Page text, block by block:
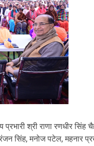
श्री राणा रणधीर सिंह
सिंह, मनोज पटेल, महनार